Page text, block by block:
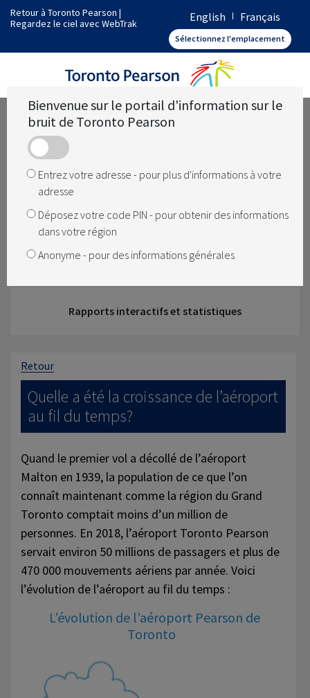
Retour à Toronto Pearson |
Regardez le ciel avec WebTrak
English Français
Sélectionnez l'emplacement
Bienvenue sur le portail d'information sur le
bruit de Toronto Pearson
Entrez votre adresse - pour plus d'informations à votre
adresse
Déposez votre code PIN - pour obtenir des informations
dans votre région
Anonyme - pour des informations générales
Comment fonctionne Toronto Pearson
L'aéroport ferme-t-il la nuit
Rapports interactifs et statistiques
Retour
Quelle a été la croissance de l’aéroport
au fil du temps?
Quand le premier vol a décollé de l’aéroport
Malton en 1939, la population de ce que l’on
connaît maintenant comme la région du Grand
Toronto comptait moins d’un million de
personnes. En 2018, l’aéroport Toronto Pearson
servait environ 50 millions de passagers et plus de
470 000 mouvements aériens par année. Voici
l’évolution de l’aéroport au fil du temps :
L’évolution de l’aéroport Pearson de
Toronto